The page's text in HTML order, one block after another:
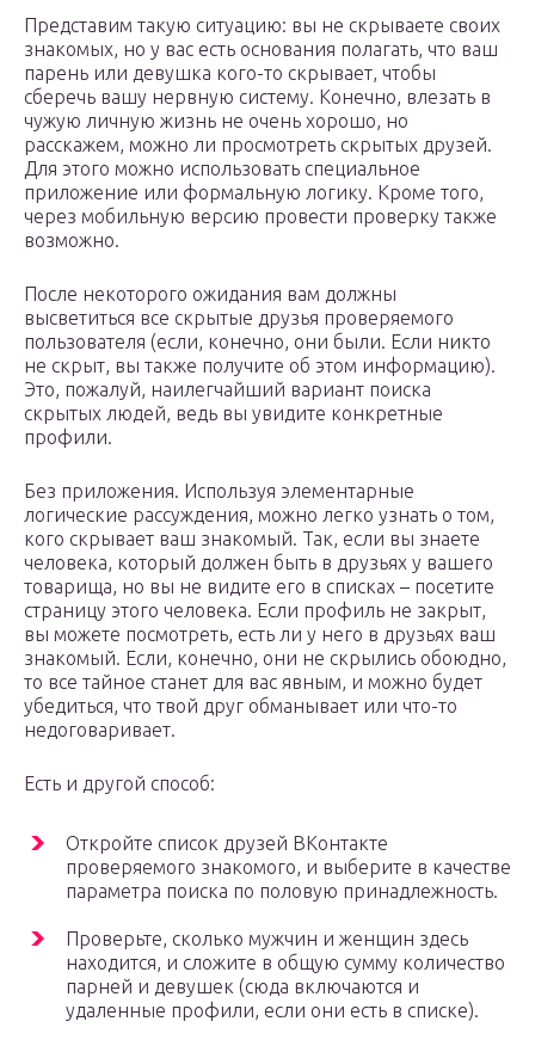
Представим такую ситуацию: вы не скрываете своих
знакомых, но у вас есть основания полагать, что ваш
парень или девушка кого-то скрывает, чтобы
сберечь вашу нервную систему. Конечно, влезать в
чужую личную жизнь не очень хорошо, но
расскажем, можно ли просмотреть скрытых друзей.
Для этого можно использовать специальное
приложение или формальную логику. Кроме того,
через мобильную версию провести проверку также
возможно.
После некоторого ожидания вам должны
высветиться все скрытые друзья проверяемого
пользователя (если, конечно, они были. Если никто
не скрыт, вы также получите об этом информацию).
Это, пожалуй, наилегчайший вариант поиска
скрытых людей, ведь вы увидите конкретные
профили.
Без приложения. Используя элементарные
логические рассуждения, можно легко узнать о том,
кого скрывает ваш знакомый. Так, если вы знаете
человека, который должен быть в друзьях у вашего
товарища, но вы не видите его в списках – посетите
страницу этого человека. Если профиль не закрыт,
вы можете посмотреть, есть ли у него в друзьях ваш
знакомый. Если, конечно, они не скрылись обоюдно,
то все тайное станет для вас явным, и можно будет
убедиться, что твой друг обманывает или что-то
недоговаривает.
Есть и другой способ:
Откройте список друзей ВКонтакте
проверяемого знакомого, и выберите в качестве
параметра поиска по половую принадлежность.
Проверьте, сколько мужчин и женщин здесь
находится, и сложите в общую сумму количество
парней и девушек (сюда включаются и
удаленные профили, если они есть в списке).